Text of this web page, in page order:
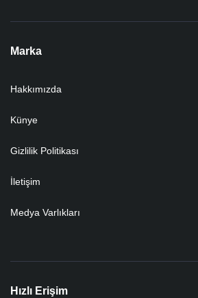
Marka
Hakkımızda
Künye
Gizlilik Politikası
İletişim
Medya Varlıkları
Hızlı Erişim